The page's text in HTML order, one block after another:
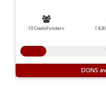
10 CredoFunders 1
DONS